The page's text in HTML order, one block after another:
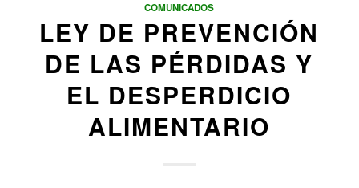
COMUNICADOS
LEY DE PREVENCIÓN
DE LAS PÉRDIDAS Y
EL DESPERDICIO
ALIMENTARIO